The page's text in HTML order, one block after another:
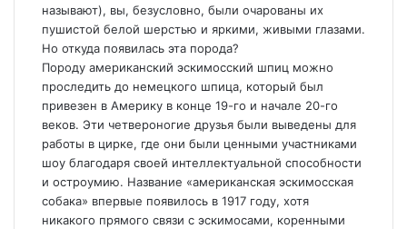
называют), вы, безусловно, были очарованы их
пушистой белой шерстью и яркими, живыми глазами.
Но откуда появилась эта порода?
Породу американский эскимосский шпиц можно
проследить до немецкого шпица, который был
привезен в Америку в конце 19-го и начале 20-го
веков. Эти четвероногие друзья были выведены для
работы в цирке, где они были ценными участниками
шоу благодаря своей интеллектуальной способности
и остроумию. Название «американская эскимосская
собака» впервые появилось в 1917 году, хотя
никакого прямого связи с эскимосами, коренными